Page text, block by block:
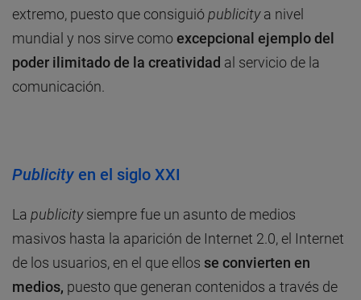
extremo, puesto que consiguiópublicitya nivel
mundial y nos sirve comoexcepcional ejemplo del
poder ilimitado de la creatividad al servicio de la
comunicación.
Publicity en el siglo XXI
La publicitysiempre fue un asunto de medios
masivos hasta la aparición de Internet 2.0, el Internet
de los usuarios, en el que ellos se convierten en
medios, puesto que generan contenidos a través de